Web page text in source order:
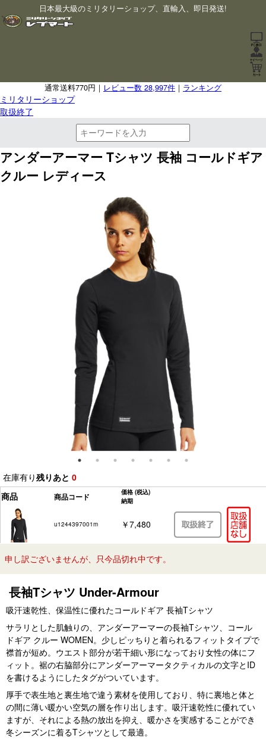
日本最大級のミリタリーショップ、直輸入、即日発送!
通常送料770円｜ レビュー数 28,997件 ｜ ランキング
ミリタリーショップ
取扱終了
アンダーアーマー Tシャツ 長袖 コールドギア
クルー レディース
在庫有り残りあと 0
商品
商品コード 価格 (税込)
納期
u1244397001m ￥7,480
申し訳ございませんが、只今品切れ中です。
長袖Tシャツ Under-Armour
吸汗速乾性、保温性に優れたコールドギア 長袖Tシャツ
サラリとした肌触りの、アンダーアーマーの長袖Tシャツ、コール
ドギア クルー WOMEN。少しピッちりと着られるフィットタイプで
襟首が短め。ウエスト部分が若干細い形になっており女性の体にフ
ィット。裾の右脇部分にアンダーアーマータクティカルの文字とID
を書けるようにしたタグがついています。
厚手で表生地と裏生地で違う素材を使用しており、特に裏地と体と
の間に薄い暖かい空気の層を作り出します。吸汗速乾性に優れてい
ますが、それによる熱の放出を抑え、暖かさを実感することができ
冬シーズンに着るTシャツとして最適。